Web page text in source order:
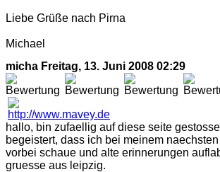
Liebe Grüße nach Pirna
Michael
micha Freitag, 13. Juni 2008 02:29
hallo, bin zufaellig auf diese seite
begeistert, dass ich bei meinem
vorbei schaue und alte erinnerungen
gruesse aus leipzig.